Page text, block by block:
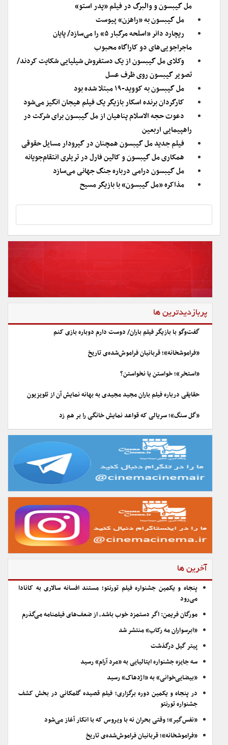
مل گیبسون و والبرگ در فیلم «پدر استو»
مل گیبسون به «راهزن» پیوست
ریچارد دانر «اسلحه مرگبار ۵» را می‌سازد/ پایان
ماجراجویی‌های دو کاراگاه محبوب
وکلای مل گیبسون از یک دستفروش شیلیایی شکایت کردند/
تصویر گیبسون روی ظرف عسل
مل گیبسون به کووید-۱۹ مبتلا شده بود
کارگردان برنده اسکار بازیگر یک فیلم هیجان انگیز می‌شود
دعوت حجه الاسلام پناهیان از مل گیبسون برای شرکت در
راهپیمایی اربعین
فیلم جدید مل گیبسون همچنان در گیرودار مسایل حقوقی
همکاری مل گیبسون و کالین فارل در تریلری انتقام‌جویانه
مل گیبسون درامی درباره جنگ جهانی می‌سازد
مذاکره «مل گیبسون» با بازیگر مسیح
پربازدیدترین ها
گفت‌وگو با بازیگر فیلم باران/ دوست دارم دوباره بازی کنم
«فراموشخانه»؛ قربانیان فراموش‌شده‌ی تاریخ
«استخر»؛ خواستن یا نخواستن؟
حقایقی درباره فیلم باران مجید مجیدی به بهانه نمایش آن از تلویزیون
«گل سنگ»؛ سریالی که قواعد نمایش خانگی را بر هم زد
آخرین ها
پنجاه و یکمین جشنواره فیلم تورنتو؛ مستند افسانه سالاری به کانادا
می‌رود
مورگان فریمن: اگر دستمزد خوب باشد، از ضعف‌های فیلمنامه می‌گذرم
«ابرسواران مه رکاب» منتشر شد
پیتر گیل درگذشت
سه جایزه جشنواره ایتالیایی به «مرد آرام» رسید
«بیضایی‌خوانی» به «اژدهاک» رسید
در پنجاه و یکمین دوره برگزاری؛ فیلم قصیده گلمکانی در بخش کشف
جشنواره تورنتو
«نفس‌گیر»؛ وقتی بحران نه با ویروس که با انکار آغاز می‌شود
«فراموشخانه»؛ قربانیان فراموش‌شده‌ی تاریخ